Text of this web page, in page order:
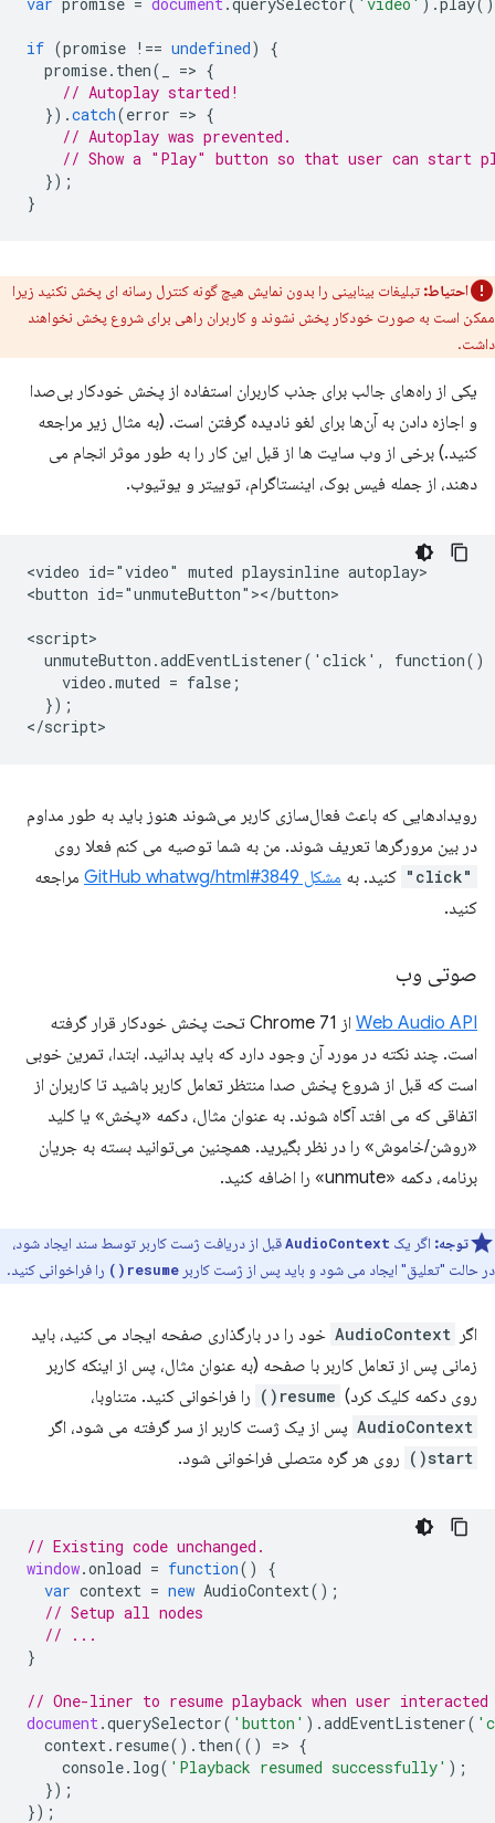
if (promise !== undefined)
{
promise. then( => {
// Autoplay started!
}).catch(error => {
// Autoplay was prevented.
// Show a "Play" button so that user can start
});
}
احتیاط: تبلیغات بینابینی را بدون نمایش هیچ گونه کنترل رسانه ای پخش نکنید زیرا
ممکن است به صورت خودکار پخش نشوند و کاربران راهی برای شروع پخش نخواهند
داشت.
یکی از راه‌های جالب برای جذب کاربران استفاده از پخش خودکار بی‌صدا
و اجازه دادن به آن‌ها برای لغو نادیده گرفتن است. (به مثال زیر مراجعه
کنید.) برخی از وب سایت ها از قبل این کار را به طور موثر انجام می
دهند، از جمله فیس بوک، اینستاگرام، توییتر و یوتیوب.
<video id="video" muted playsinline autoplay>
<button id="unmuteButton"></button>
<script>
unmuteButton.addEventListener('click', function()
    video.muted = false;
  });
رویدادهایی که باعث فعال‌سازی کاربر می‌شوند هنوز باید به طور مداوم
در بین مرورگرها تعریف شوند. من به شما توصیه می کنم فعلا روی
"click" کنید. به مشکل GitHub whatwg/html#3849
مراجعه
کنید.
صوتی وب
Web Audio API
از Chrome 71 تحت پخش خودکار قرار گرفته
است. چند نکته در مورد آن وجود دارد که باید بدانید. ابتدا، تمرین خوبی
است که قبل از شروع پخش صدا منتظر تعامل کاربر باشید تا کاربران از
اتفاقی که می افتد آگاه شوند. به عنوان مثال، دکمه «پخش» یا کلید
«روشن/خاموش» را در نظر بگیرید. همچنین می‌توانید بسته به جریان
برنامه، دکمه «unmute» را اضافه کنید.
توجه: اگر یک AudioContextقبل از دریافت ژست کاربر توسط سند ایجاد شود،
در حالت "تعلیق" ایجاد می شود و باید پس از ژست کاربر resume() را فراخوانی کنید.
اگر AudioContext خود را در بارگذاری صفحه ایجاد می کنید، باید
زمانی پس از تعامل کاربر با صفحه (به عنوان مثال، پس از اینکه کاربر
روی دکمه کلیک کرد) resume() را فراخوانی کنید. متناوبا،
AudioContext پس از یک ژست کاربر از سر گرفته می شود، اگر
start() روی هر گره متصلی فراخوانی شود.
// Existing code unchanged.
window.onload = function()
{
var context = new AudioContext();
// Setup all nodes
// ...
}
// One-liner to resume playback when user
document .querySelector( 'button' ).addEventListener(
context . resume(). then(() => {
console. log( 'Playback resumed successfully' );
});
});